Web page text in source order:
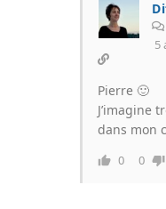
5
Pierre 🙂
J’imagine
dans mon
0 0